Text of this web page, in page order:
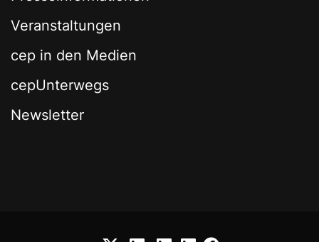
Veranstaltungen
cep in den Medien
cepUnterwegs
Newsletter